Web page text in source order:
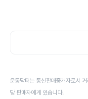
운동닥터는 통신판매중개자로서
당 판매자에게 있습니다.